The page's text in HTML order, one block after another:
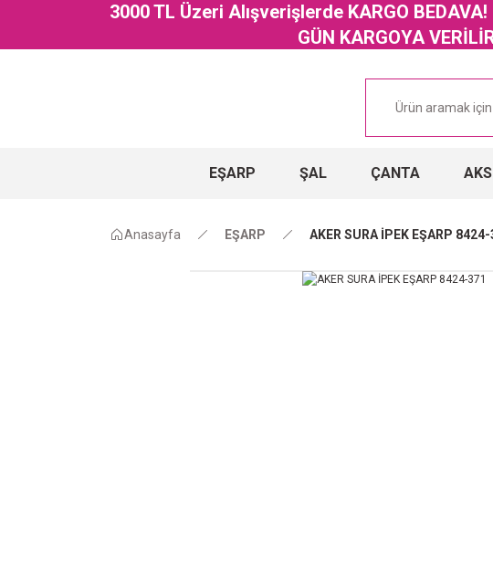
3000 TL Üzeri Alışverişlerde KARGO
GÜN KARGOYA
EŞARP ŞAL ÇANTA
Anasayfa EŞARP AKER SURA İPEK EŞARP 8424-